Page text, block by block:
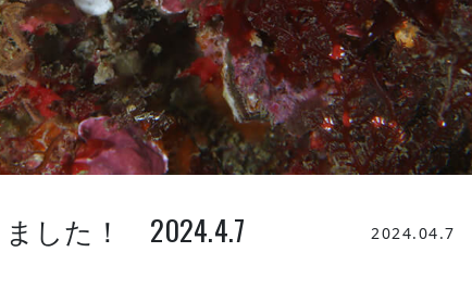
した！ 2024.4.7 2024.04.7